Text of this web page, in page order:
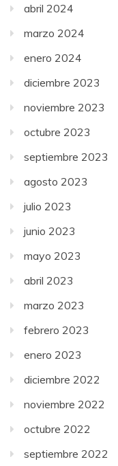
abril 2024
marzo 2024
enero 2024
diciembre 2023
noviembre 2023
octubre 2023
septiembre 2023
agosto 2023
julio 2023
junio 2023
mayo 2023
abril 2023
marzo 2023
febrero 2023
enero 2023
diciembre 2022
noviembre 2022
octubre 2022
septiembre 2022